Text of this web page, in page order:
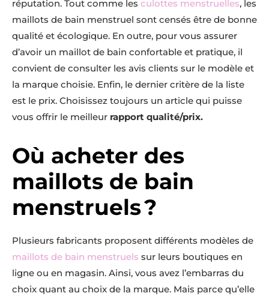
réputation. Tout comme les culottes menstruelles, les
maillots de bain menstruel sont censés être de bonne
qualité et écologique. En outre, pour vous assurer
d’avoir un maillot de bain confortable et pratique, il
convient de consulter les avis clients sur le modèle et
la marque choisie. Enfin, le dernier critère de la liste
est le prix. Choisissez toujours un article qui puisse
vous offrir le meilleur rapport qualité/prix.
Où acheter des
maillots de bain
menstruels ?
Plusieurs fabricants proposent différents modèles de
maillots de bain menstruels sur leurs boutiques en
ligne ou en magasin. Ainsi, vous avez l’embarras du
choix quant au choix de la marque. Mais parce qu’elle